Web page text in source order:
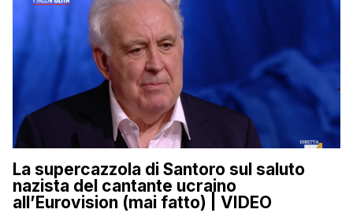
La supercazzola di Santoro sul saluto
nazista del cantante ucraino
all’Eurovision (mai fatto) | VIDEO